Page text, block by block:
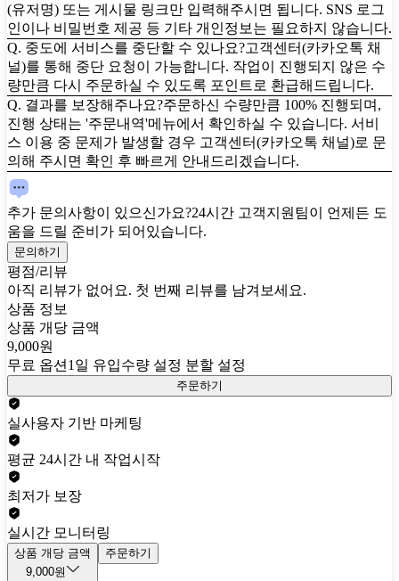
(유저명) 또는 게시물 링크만 입력해주시면 됩니다. SNS 로그
인이나 비밀번호 제공 등 기타 개인정보는 필요하지 않습니다.
Q. 중도에 서비스를 중단할 수 있나요?고객센터(카카오톡 채
널)를 통해 중단 요청이 가능합니다. 작업이 진행되지 않은 수
량만큼 다시 주문하실 수 있도록 포인트로 환급해드립니다.
Q. 결과를 보장해주나요?주문하신 수량만큼 100% 진행되며,
진행 상태는 '주문내역'메뉴에서 확인하실 수 있습니다. 서비
스 이용 중 문제가 발생할 경우 고객센터(카카오톡 채널)로 문
의해 주시면 확인 후 빠르게 안내드리겠습니다.
추가 문의사항이 있으신가요?24시간 고객지원팀이 언제든 도
움을 드릴 준비가 되어있습니다.
문의하기
평점/리뷰
아직 리뷰가 없어요. 첫 번째 리뷰를 남겨보세요.
상품 정보
상품 개당 금액
9,000원
무료 옵션 1일 유입수량 설정 분할 설정
주문하기
실사용자 기반 마케팅
평균 24시간 내 작업시작
최저가 보장
실시간 모니터링
상품 개당 금액
9,000원
주문하기